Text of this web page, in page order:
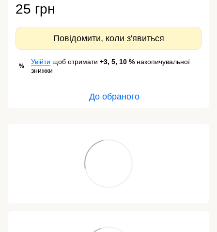
25 грн
Повідомити, коли з'явиться
%
Увійти щоб отримати +3, 5, 10 % накопичувальної
знижки
До обраного